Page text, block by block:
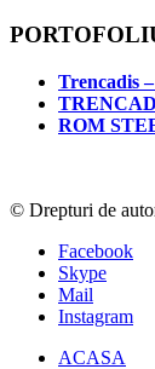
Trencadis
ROM
© Drepturi de
Facebook
Skype
Mail
Instagram
ACASA